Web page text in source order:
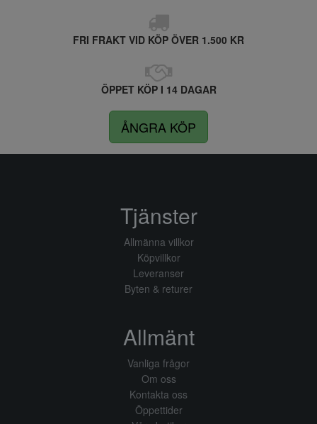
FRI FRAKT VID KÖP ÖVER 1.500 KR
ÖPPET KÖP I 14 DAGAR
ÅNGRA KÖP
Tjänster
Allmänna villkor
Köpvillkor
Leveranser
Byten & returer
Allmänt
Vanliga frågor
Om oss
Kontakta oss
Öppettider